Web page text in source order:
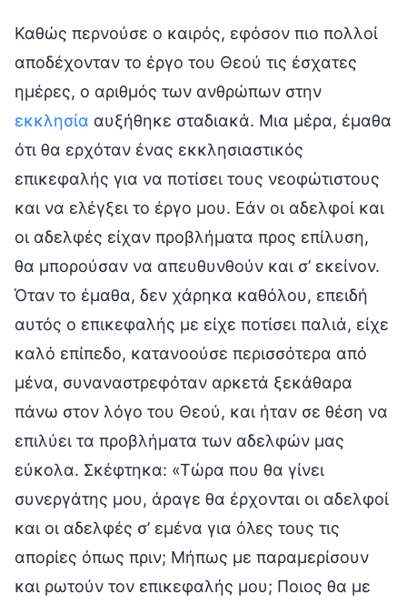
Καθώς περνούσε ο καιρός, εφόσον πιο πολλοί
αποδέχονταν το έργο του Θεού τις έσχατες
ημέρες, ο αριθμός των ανθρώπων στην
εκκλησία αυξήθηκε σταδιακά. Μια μέρα, έμαθα
ότι θα ερχόταν ένας εκκλησιαστικός
επικεφαλής για να ποτίσει τους νεοφώτιστους
και να ελέγξει το έργο μου. Εάν οι αδελφοί και
οι αδελφές είχαν προβλήματα προς επίλυση,
θα μπορούσαν να απευθυνθούν και σ’ εκείνον.
Όταν το έμαθα, δεν χάρηκα καθόλου, επειδή
αυτός ο επικεφαλής με είχε ποτίσει παλιά, είχε
καλό επίπεδο, κατανοούσε περισσότερα από
μένα, συναναστρεφόταν αρκετά ξεκάθαρα
πάνω στον λόγο του Θεού, και ήταν σε θέση να
επιλύει τα προβλήματα των αδελφών μας
εύκολα. Σκέφτηκα: «Τώρα που θα γίνει
συνεργάτης μου, άραγε θα έρχονται οι αδελφοί
και οι αδελφές σ’ εμένα για όλες τους τις
απορίες όπως πριν; Μήπως με παραμερίσουν
και ρωτούν τον επικεφαλής μου; Ποιος θα με